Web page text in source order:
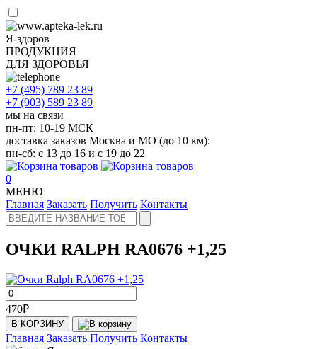
Я-здоров
ПРОДУКЦИЯ
ДЛЯ ЗДОРОВЬЯ
+7 (495) 789 23 89
+7 (903) 589 23 89
мы на связи
пн-пт: 10-19 МСК
доставка заказов Москва и МО (до 10 км):
пн-сб: с 13 до 16 и с 19 до 22
0
МЕНЮ
Главная Заказать Получить Контакты
ОЧКИ RALPH RA0676 +1,25
470₽
В КОРЗИНУ
Главная Заказать Получить Контакты